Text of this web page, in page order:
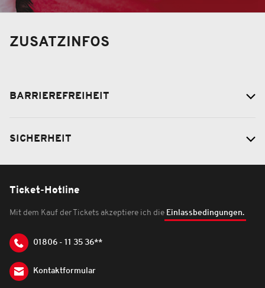
ZUSATZINFOS
BARRIEREFREIHEIT
SICHERHEIT
Ticket-Hotline
Mit dem Kauf der Tickets akzeptiere ich die Einlassbedingungen.
01806 - 11 35 36**
Kontaktformular